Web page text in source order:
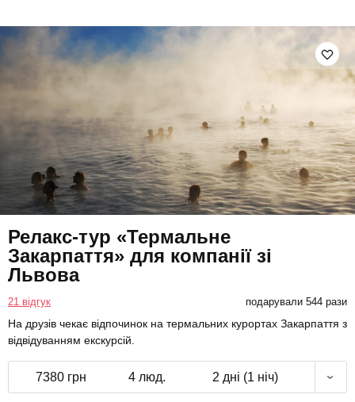
Релакс-тур «Термальне
Закарпаття» для компанії зі
Львова
21 відгук подарували 544 рази
На друзів чекає відпочинок на термальних курортах Закарпаття з
відвідуванням екскурсій.
7380 грн 4 люд. 2 дні (1 ніч)